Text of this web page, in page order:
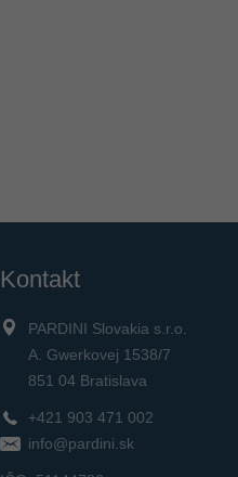
Kontakt
PARDINI Slovakia s.r.o.
A. Gwerkovej 1538/7
851 04 Bratislava
+421 903 471 002
info@pardini.sk